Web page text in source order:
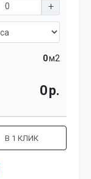
м2
р.
В 1 КЛИК